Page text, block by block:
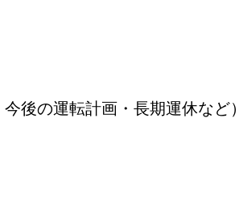
後の運転計画・長期運休など）